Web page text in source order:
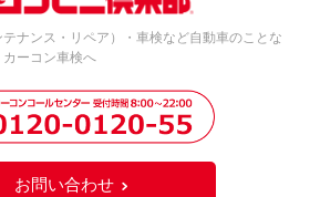
ナンス・リペア）・車検など自動車のことな
ーコン車検へ
お問い合わせ